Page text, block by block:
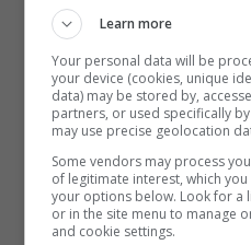
Learn more
Your personal data will be
your device (cookies, unique
data) may be stored by,
partners, or used specifically
may use precise geolocation
Some vendors may process
of legitimate interest, which
your options below. Look for a
or in the site menu to manage
and cookie settings.